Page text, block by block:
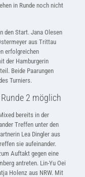
in Runde noch nicht
den Start. Jana Olesen
aus Trittau
erfolgreichen
der Hamburgerin
Beide Paarungen
Turniers.
2 möglich
bereits in der
Treffen unter den
Lea Dingler aus
sie aufeinander.
Auftakt gegen eine
antreten. Lin-Yu Oei
Holenz aus NRW. Mit